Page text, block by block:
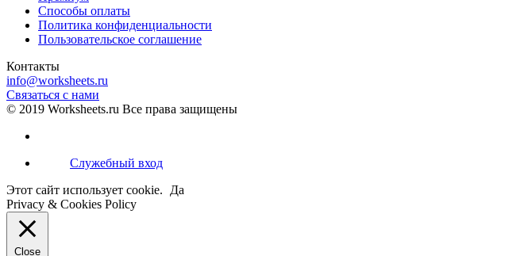
Способы оплаты
Политика конфиденциальности
Пользовательское соглашение
Контакты
info@worksheets.ru
Связаться с нами
© 2019 Worksheets.ru Все права защищены
Служебный вход
Этот сайт использует cookie.
Да
Privacy & Cookies Policy
Close